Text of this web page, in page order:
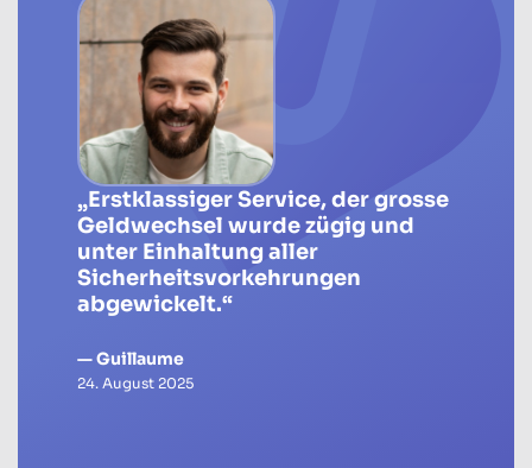
„Erstklassiger Service, der grosse
Geldwechsel wurde zügig und
unter Einhaltung aller
Sicherheitsvorkehrungen
abgewickelt.“
— Guillaume
24. August 2025